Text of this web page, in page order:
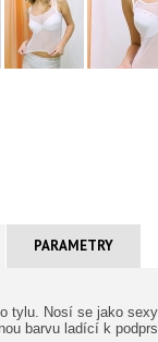
PARAMETRY
tylu. Nosí se jako
barvu ladící k